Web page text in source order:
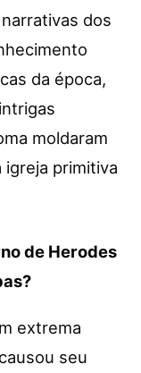
dos
da época,
moldaram
primitiva
de Herodes
extrema
seu